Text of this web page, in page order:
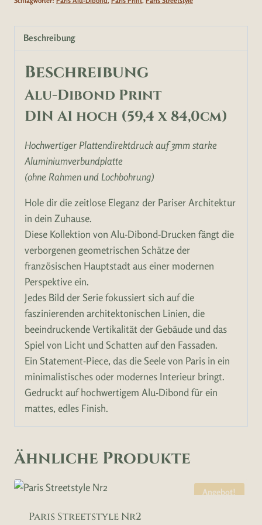
Beschreibung
Beschreibung
Alu-Dibond Print
DIN A1 hoch (59,4 x 84,0cm)
Hochwertiger Plattendirektdruck auf 3mm starke
Aluminiumverbundplatte
(ohne Rahmen und Lochbohrung)
Hole dir die zeitlose Eleganz der Pariser Architektur
in dein Zuhause.
Diese Kollektion von Alu-Dibond-Drucken fängt die
verborgenen geometrischen Schätze der
französischen Hauptstadt aus einer modernen
Perspektive ein.
Jedes Bild der Serie fokussiert sich auf die
faszinierenden architektonischen Linien, die
beeindruckende Vertikalität der Gebäude und das
Spiel von Licht und Schatten auf den Fassaden.
Ein Statement-Piece, das die Seele von Paris in ein
minimalistisches oder modernes Interieur bringt.
Gedruckt auf hochwertigem Alu-Dibond für ein
mattes, edles Finish.
Ähnliche Produkte
Angebot!
Paris Streetstyle Nr2